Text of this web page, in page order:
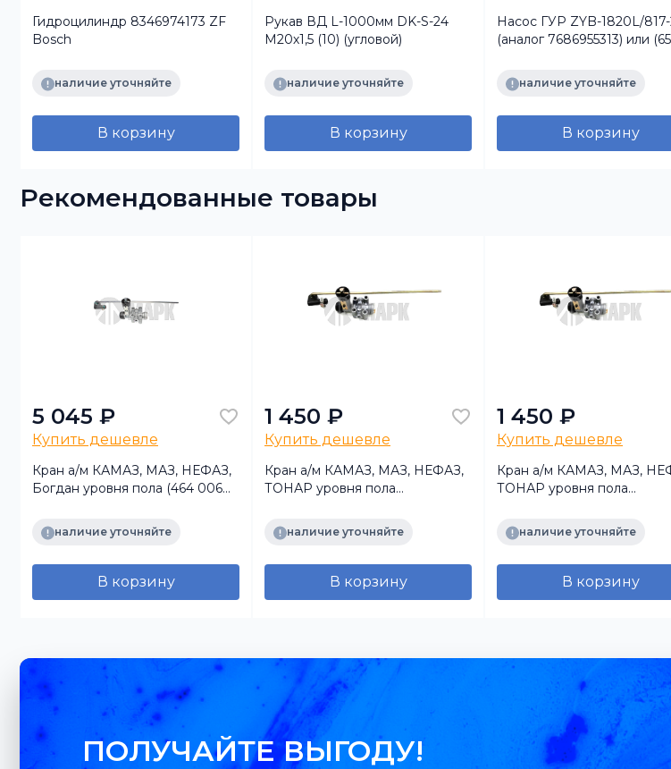
Гидроцилиндр 8346974173 ZF
Bosch
наличие уточняйте
В корзину
Рукав ВД L-1000мм DK-S-24
М20х1,5 (10) (угловой)
наличие уточняйте
В корзину
Насос ГУР ZYB-1820L/
(аналог 7686955313) или
Machininq Group
наличие уточняйте
В корзину
Рекомендованные товары
5 045 ₽
Купить дешевле
Кран а/м КАМАЗ, МАЗ, НЕФАЗ,
Богдан уровня пола (464 006
наличие уточняйте
В корзину
1 450 ₽
Купить дешевле
Кран а/м КАМАЗ, МАЗ, НЕФАЗ,
ТОНАР уровня пола
наличие уточняйте
В корзину
1 450 ₽
Купить дешевле
Кран а/м КАМАЗ, МАЗ,
ТОНАР уровня пола
наличие уточняйте
В корзину
ПОЛУЧАЙТЕ ВЫГОДУ!